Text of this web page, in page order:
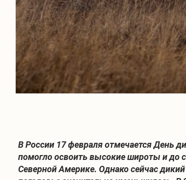
В России 17 февраля отмечается День
помогло освоить высокие широты и до
Северной Америке. Однако сейчас